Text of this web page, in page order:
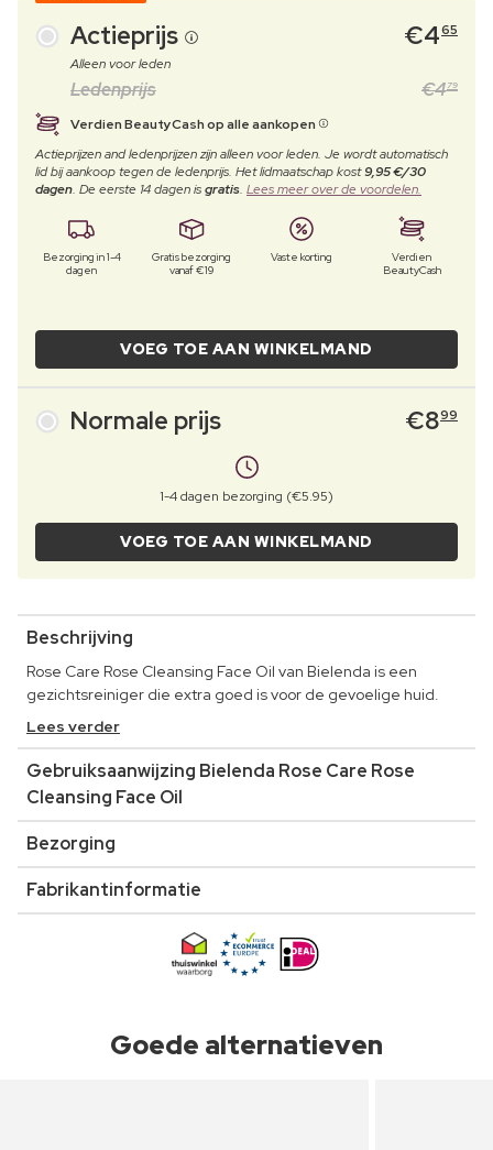
Actieprijs €465
Alleen voor leden
Ledenprijs €4 79
Verdien BeautyCash op alle aankopen
Actieprijzen and ledenprijzen zijn alleen voor leden. Je wordt automatisch
lid bij aankoop tegen de ledenprijs. Het lidmaatschap kost9,95 €/30
dagen. De eerste 14 dagen isgratis. Lees meer over de voordelen.
Bezorging in 1-4
dagen
Gratis bezorging
vanaf €19
Vaste korting
Verdien
BeautyCash
VOEG TOE AAN WINKELMAND
Normale prijs €899
1-4 dagen bezorging (€5.95)
VOEG TOE AAN WINKELMAND
Beschrijving
Rose Care Rose Cleansing Face Oil van Bielenda is een
gezichtsreiniger die extra goed is voor de gevoelige huid.
Lees verder
Gebruiksaanwijzing Bielenda Rose Care Rose
Cleansing Face Oil
Bezorging
Fabrikantinformatie
Goede alternatieven